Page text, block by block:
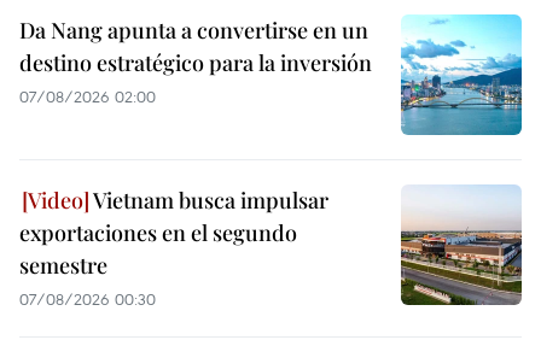
Da Nang apunta a convertirse en un
destino estratégico para la inversión
07/08/2026 02:00
Vietnam busca impulsar
exportaciones en el segundo
semestre
07/08/2026 00:30